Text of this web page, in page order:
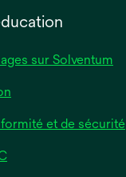
sur Solventum
et de sécurité